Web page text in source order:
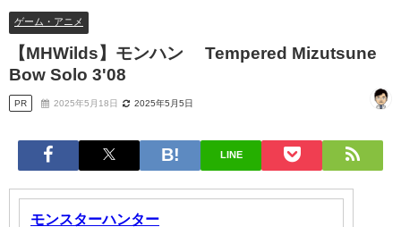
ゲーム・アニメ
【MHWilds】モンハン Tempered Mizutsune
Bow Solo 3'08
PR 2025年5月18日 2025年5月5日
LINE
モンスターハンター